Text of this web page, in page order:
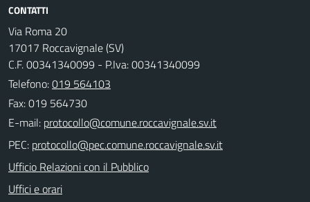
CONTATTI
Via Roma 20
17017 Roccavignale (SV)
C.F. 00341340099 - P.Iva: 00341340099
Telefono:019 564103
Fax: 019 564730
E-mail:
PEC:
Ufficio Relazioni con il Pubblico
Uffici e orari